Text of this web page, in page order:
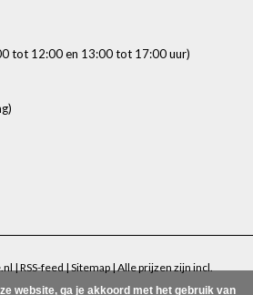
tot 12:00 en 13:00 tot 17:00 uur)
| RSS-feed | Sitemap | Alle prijzen zijn incl.
website, ga je akkoord met het gebruik van